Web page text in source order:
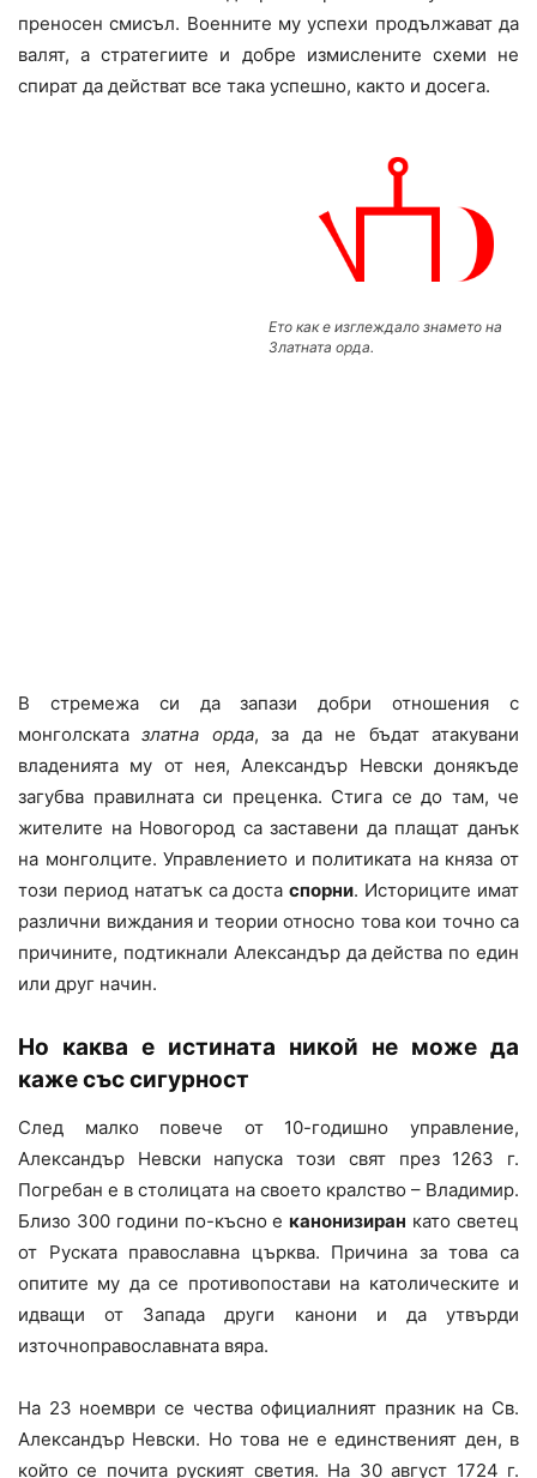
преносен смисъл. Военните му успехи продължават да
валят, а стратегиите и добре измислените схеми не
спират да действат все така успешно, както и досега.
Ето как е изглеждало знамето на
Златната орда.
В стремежа си да запази добри отношения с
монголскатазлатна орда, за да не бъдат атакувани
владенията му от нея, Александър Невски донякъде
загубва правилната си преценка. Стига се до там, че
жителите на Новогород са заставени да плащат данък
на монголците. Управлението и политиката на княза от
този период нататък са достаспорни. Историците имат
различни виждания и теории относно това кои точно са
причините, подтикнали Александър да действа по един
или друг начин.
Но каква е истината никой не може да
каже със сигурност
След малко повече от 10-годишно управление,
Александър Невски напуска този свят през 1263 г.
Погребан е в столицата на своето кралство – Владимир.
Близо 300 години по-късно еканонизиран като светец
от Руската православна църква. Причина за това са
опитите му да се противопостави на католическите и
идващи от Запада други канони и да утвърди
източноправославната вяра.
На 23 ноември се чества официалният празник на Св.
Александър Невски. Но това не е единственият ден, в
който се почита руският светия. На 30 август 1724 г.